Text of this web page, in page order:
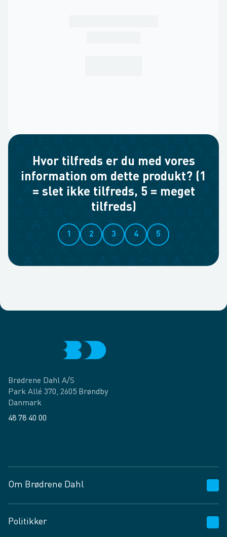
Hvor tilfreds er du med vores
information om dette produkt? (1
= slet ikke tilfreds, 5 = meget
tilfreds)
1 2 3 4 5
Brødrene Dahl A/S
Park Allé 370, 2605 Brøndby
Danmark
48 78 40 00
Om Brødrene Dahl
Vagttelefon 30 10 89 89
Politikker